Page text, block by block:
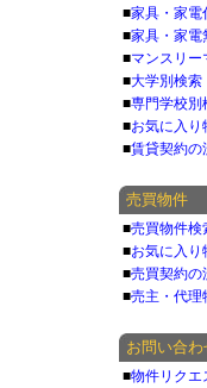
■家具・家電
■家具・家電
■マンスリー
■大学別検索
■専門学校別
■お気に入り
■賃貸契約の
売買物件
■売買物件検
■お気に入り
■売買契約の
■売主・代理
お問い合わ
■物件リクエ